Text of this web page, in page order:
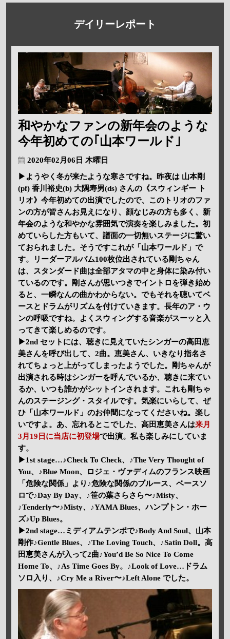
デイリーレポート
和やかなファンの新年会のような
今年初めての｢山本ワールド｣
2020年02月06日 木曜日
▶ようやく冬が来たような寒さですね。昨夜は 山本剛
(pf) 香川裕史(b) 大隅寿男(ds) さんの《スウィンギー ト
リオ》今年初めての出演でしたので、このトリオのファ
ンの方が皆さんお見えになり、顔なじみの方も多く、新
年会のような和やかな雰囲気で演奏を楽しみました。初
めていらした方もいて、譜面の一切無いステージに驚い
ておられました。そうですこれが「山本ワールド」で
す。リーダーアルバム100枚位出されている剛ちゃん
は、スタンダード曲は全部アタマの中と身体に染み付い
ているのです。剛さんが思いつきでイントロを弾き始め
ると、一瞬なんの曲かわからない。でもそれを聴いてベ
ースとドラムがリズムを付けていきます。長年のア・ウ
ンの呼吸ですね。よくスウィングする音楽がスーッと入
ってきて楽しめるのです。
▶2nd セットには、聴きに見えていたシンガーの高田恵
美さんを呼び出して、2曲。恵美さん、いきなり指名さ
れてちょっと上がってしまったようでした。剛ちゃんが
出演される時はシンガーを呼んでいるか、聴きに来てい
るか、いつも誰かがシットインされます。これも剛ちゃ
んのステージング・スタイルです。気楽にいらして、ぜ
ひ「山本ワールド」のお仲間になってくださいね。楽し
いですよ。あ、忘れるとこでした、高田恵美さんは来月
3月19日に当店に初登場で出演。私も楽しみにしていま
す。
▶1st stage…♪Check To Check、♪The Very Thought of
You、♪Blue Moon、ロジェ・ヴァディムのフランス映画
「危険な関係」より♪危険な関係のブルース、ベースソ
ロで♪Day By Day、♪笹の葉さらさら〜♪Misty、
♪Tenderly〜♪Misty、♪YAMA Blues、ハンプトン・ホー
ズ♪Up Blues。
▶2nd stage…ミディアムテンポで♪Body And Soul、山本
剛作♪Gentle Blues、♪The Loving Touch、♪Satin Doll。高
田恵美さんが入って2曲♪You’d Be So Nice To Come
Home To、♪As Time Goes By。♪Look of Love…ドラム
ソロ入り、♪Cry Me a River〜♪Left Alone でした。